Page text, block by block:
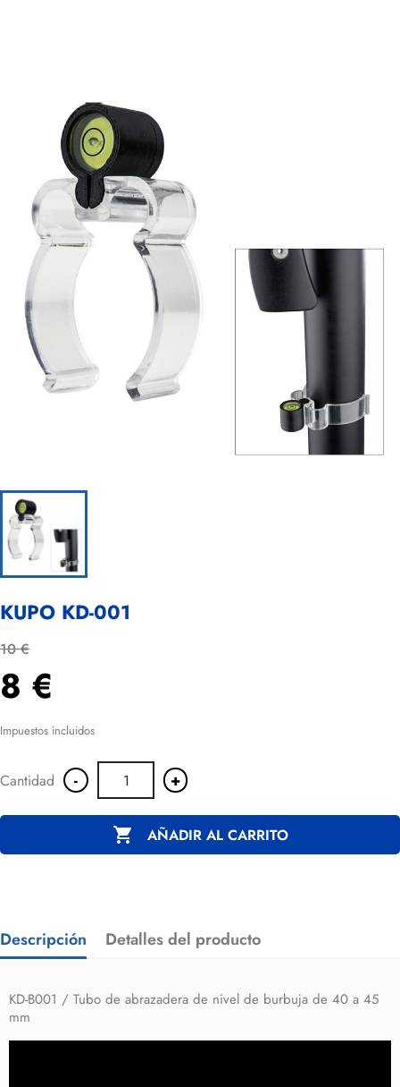
KUPO KD-001
10 €
8 €
Impuestos incluidos
Cantidad - +
 AÑADIR AL CARRITO
Descripción Detalles del producto
KD-B001 / Tubo de abrazadera de nivel de burbuja de 40 a 45
mm